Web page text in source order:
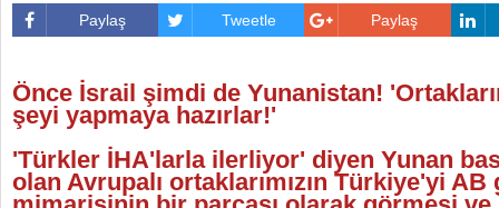
Paylaş Tweetle Paylaş
Önce İsrail şimdi de Yunanistan!
şeyi yapmaya hazırlar!'
'Türkler İHA'larla ilerliyor' diyen Yunan
olan Avrupalı ortaklarımızın Türkiye'yi